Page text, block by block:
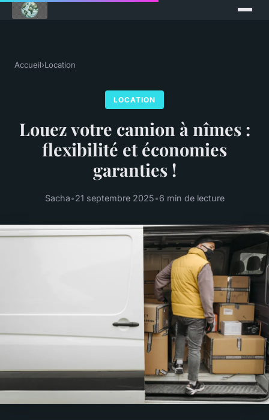
Accueil›Location
LOCATION
Louez votre camion à nîmes :
flexibilité et économies
garanties !
Sacha•21 septembre 2025•6 min de lecture